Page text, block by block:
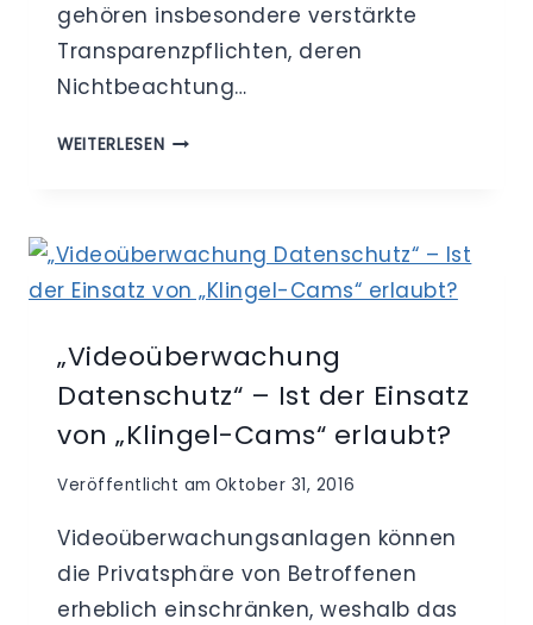
gehören insbesondere verstärkte
Transparenzpflichten, deren
Nichtbeachtung…
WEITERLESENDATENSCHUTZ-
–
WAS
BEI
DER
VIDEOÜBERWACHUNG
GEÄNDERT?
„Videoüberwachung
Datenschutz“ – Ist der Einsatz
von „Klingel-Cams“ erlaubt?
Veröffentlicht am Oktober 31, 2016
Videoüberwachungsanlagen können
die Privatsphäre von Betroffenen
erheblich einschränken, weshalb das